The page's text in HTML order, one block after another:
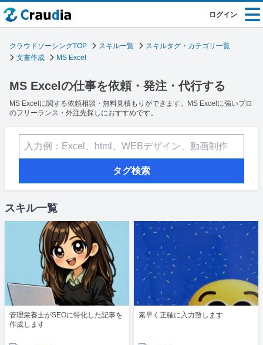
ログイン
クラウドソーシングTOP スキル一覧
スキルタグ・カテゴリ一覧
文書作成
MS Excel
MS Excelの仕事を依頼・発注・代行する
MS Excelに関する依頼相談・無料見積もりができます。MS Excelに強いプロ
のフリーランス・外注先探しにおすすめです。
タグ検索
スキル一覧
管理栄養士がSEOに特化した記事を
作成します
素早く正確に入力致します